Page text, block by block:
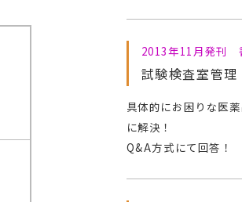
2013年11月発刊
試験検査室管
具体的にお困りな医
に解決！
Q&A方式にて回答！